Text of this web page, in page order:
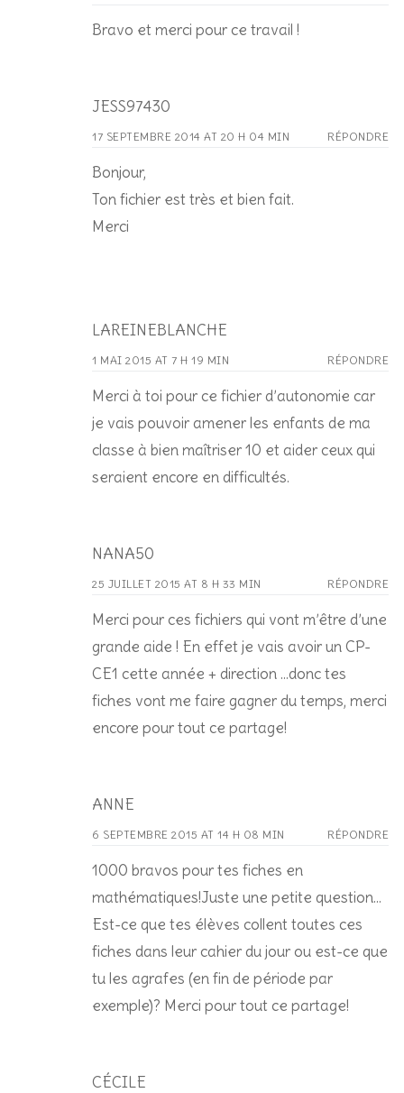
Bravo et merci pour ce travail !
JESS97430
17 SEPTEMBRE 2014 AT 20 H 04 MIN RÉPONDRE
Bonjour,
Ton fichier est très et bien fait.
Merci
LAREINEBLANCHE
1 MAI 2015 AT 7 H 19 MIN RÉPONDRE
Merci à toi pour ce fichier d’autonomie car
je vais pouvoir amener les enfants de ma
classe à bien maîtriser 10 et aider ceux qui
seraient encore en difficultés.
NANA50
25 JUILLET 2015 AT 8 H 33 MIN RÉPONDRE
Merci pour ces fichiers qui vont m’être d’une
grande aide ! En effet je vais avoir un CP-
CE1 cette année + direction …donc tes
fiches vont me faire gagner du temps, merci
encore pour tout ce partage!
ANNE
6 SEPTEMBRE 2015 AT 14 H 08 MIN RÉPONDRE
1000 bravos pour tes fiches en
mathématiques!Juste une petite question…
Est-ce que tes élèves collent toutes ces
fiches dans leur cahier du jour ou est-ce que
tu les agrafes (en fin de période par
exemple)? Merci pour tout ce partage!
CÉCILE